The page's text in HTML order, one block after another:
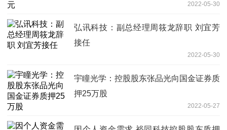
2022-05-30
弘讯科技：副总经理周筱龙辞职 刘宜芳
接任
2022-05-30
宇瞳光学：控股股东张品光向国金证券质
押25万股
2022-05-27